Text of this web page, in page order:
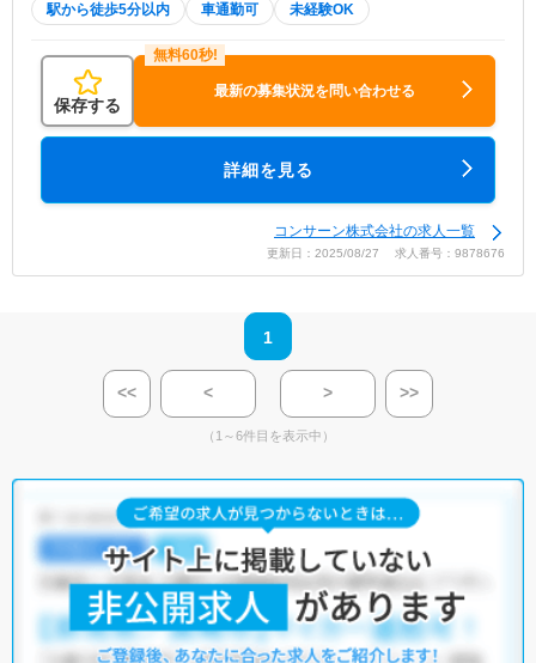
駅から徒歩5分以内 車通勤可 未経験OK
保存する
最新の募集状況を問い合わせる
詳細を見る
コンサーン株式会社の求人一覧
更新日：2025/08/27 求人番号：9878676
1
<< < > >>
（1～6件目を表示中）